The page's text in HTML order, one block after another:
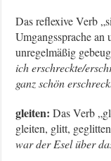
Das reflexive Verb
Umgangssprache
unregelmäßig
ich erschreckte/
ganz schön
gleiten: Das Verb
gleiten, glitt,
war der Esel über